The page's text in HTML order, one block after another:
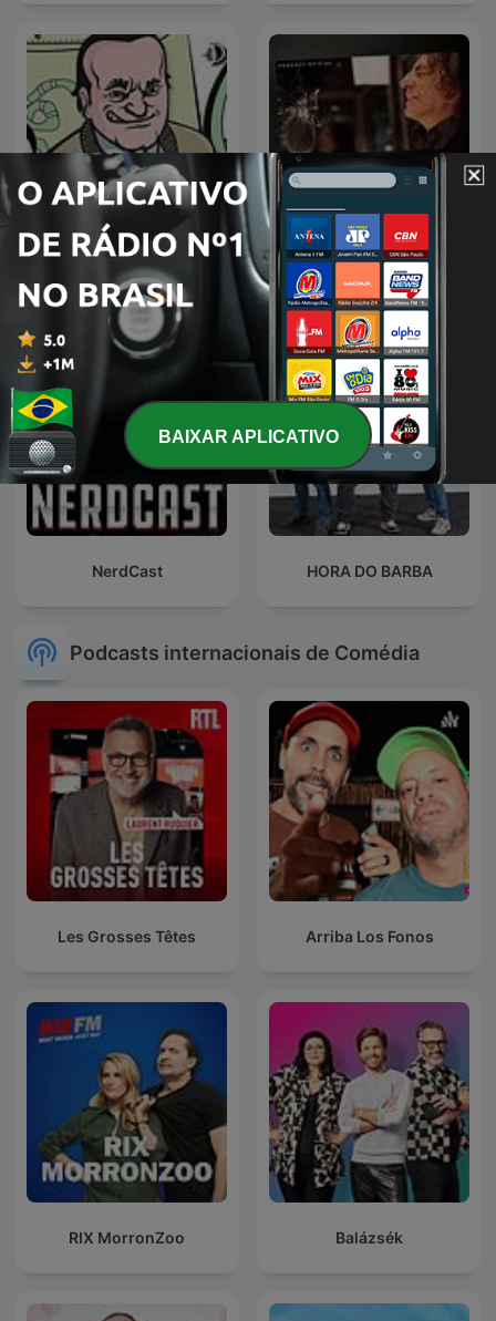
Dr. Pimpolho
La Venganza Será Terrible
(oficial)
NerdCast HORA DO BARBA
Podcasts internacionais de Comédia
Les Grosses Têtes Arriba Los Fonos
RIX MorronZoo Balázsék
BAIXAR APLICATIVO